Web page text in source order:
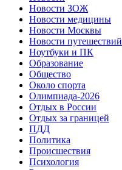
Новости ЗОЖ
Новости медицины
Новости Москвы
Новости путешествий
Ноутбуки и ПК
Образование
Общество
Около спорта
Олимпиада-2026
Отдых в России
Отдых за границей
ПДД
Политика
Происшествия
Психология